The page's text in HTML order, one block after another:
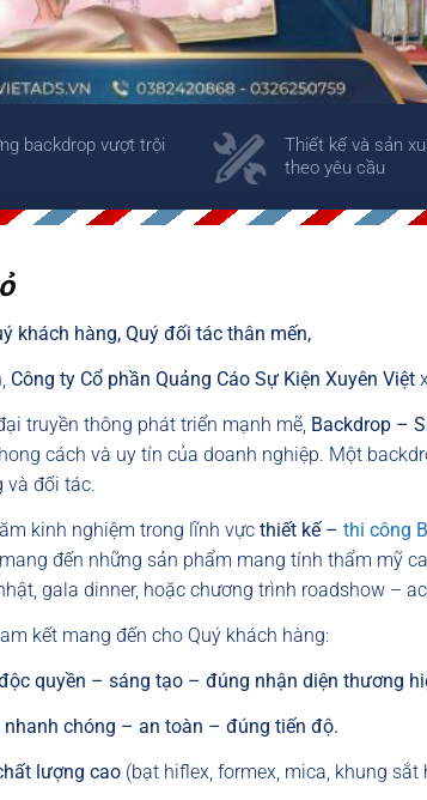
backdrop vượt trội
Thiết kế và sản
theo yêu cầu
khách hàng, Quý đối tác thân mến,
Công ty Cổ phần Quảng Cáo Sự Kiện Xuyên Việt
truyền thông phát triển mạnh mẽ, Backdrop –
cách và uy tín của doanh nghiệp. Một
và đối tác.
kinh nghiệm trong lĩnh vực thiết kế – thi công
đến những sản phẩm mang tính thẩm mỹ
gala dinner, hoặc chương trình roadshow –
kết mang đến cho Quý khách hàng:
quyền – sáng tạo – đúng nhận diện thương
nhanh chóng – an toàn – đúng tiến độ.
lượng cao (bạt hiflex, formex, mica, khung sắt